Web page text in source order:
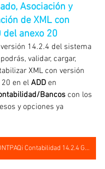
Asociación y
de XML con
anexo 20
14.2.4 del sistema
validar, cargar,
XML con versión
en el ADD en
Bancos con los
y opciones ya
Descargar CONTPAQi Contabilidad 14.2.4 Gratis